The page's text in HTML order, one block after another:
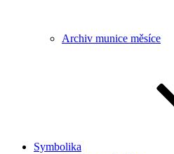
Archiv munice měsíce
Symbolika